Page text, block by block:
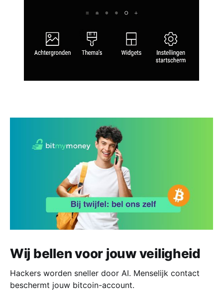
Wij bellen voor jouw veiligheid
Hackers worden sneller door AI. Menselijk contact
beschermt jouw bitcoin-account.